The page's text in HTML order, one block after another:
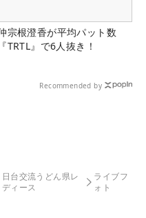
宗根澄香が平均パット数
『TRTL』で6人抜き！
Recommended by
日台交流うどん県レ
ディース
ライブフ
ォト